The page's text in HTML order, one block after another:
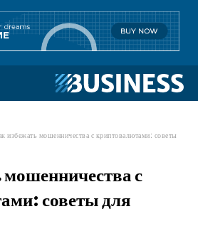
избежать мошенничества с криптовалютами: советы
с
советы для